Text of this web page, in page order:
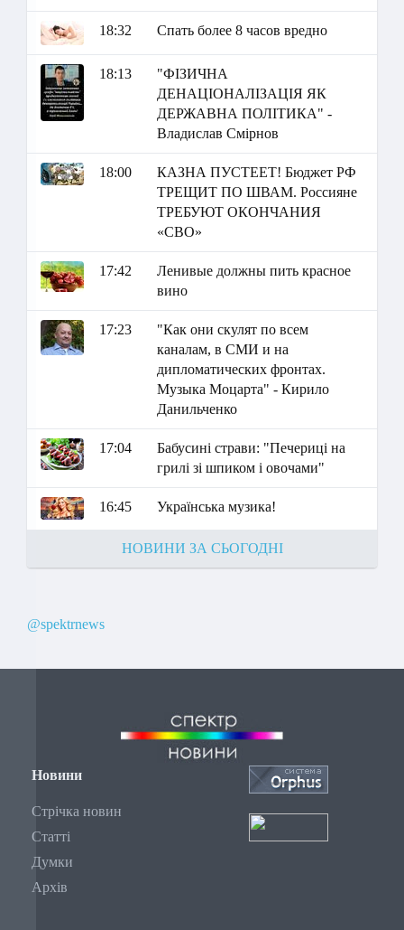
18:32 Спать более 8 часов вредно
18:13
"ФІЗИЧНА
ДЕНАЦІОНАЛІЗАЦІЯ ЯК
ДЕРЖАВНА ПОЛІТИКА" -
Владислав Смірнов
18:00
КАЗНА ПУСТЕЕТ! Бюджет РФ
ТРЕЩИТ ПО ШВАМ. Россияне
ТРЕБУЮТ ОКОНЧАНИЯ
«СВО»
17:42
Ленивые должны пить красное
вино
17:23
"Как они скулят по всем
каналам, в СМИ и на
дипломатических фронтах.
Музыка Моцарта" - Кирило
Данильченко
17:04
Бабусині страви: "Печериці на
грилі зі шпиком і овочами"
16:45 Українська музика!
НОВИНИ ЗА СЬОГОДНІ
@spektrnews
Новини
Стрічка новин
Статті
Думки
Архів